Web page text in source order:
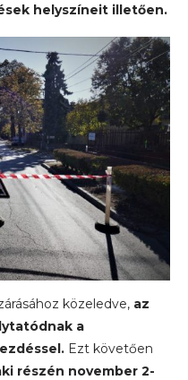
helyszíneit illetően.
közeledve, az
a
Ezt követően
részén november 2-